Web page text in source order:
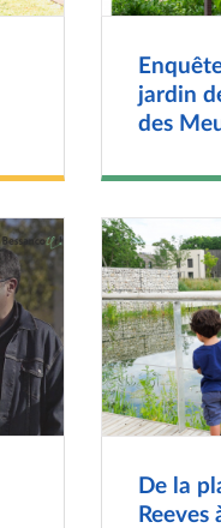
jardin
des
De la